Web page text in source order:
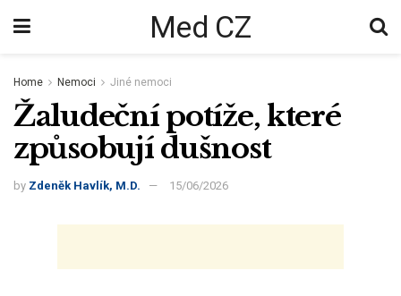
Med CZ
Home Nemoci Jiné nemoci
Žaludeční potíže, které
způsobují dušnost
by Zdeněk Havlík, M.D. 15/06/2026